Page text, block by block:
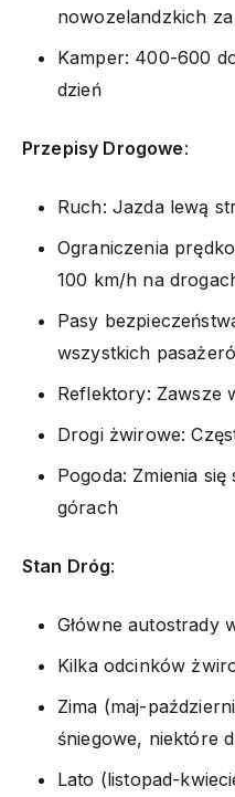
nowozelandzkich
Kamper: 400-600
dzień
Przepisy Drogowe:
Ruch: Jazda lewą
Ograniczenia
100 km/h na
Pasy
wszystkich
Reflektory: Zawsze
Drogi żwirowe:
Pogoda: Zmienia
górach
Stan Dróg:
Główne autostrady
Kilka odcinków
Zima (maj-
śniegowe, niektóre
Lato (listopad-